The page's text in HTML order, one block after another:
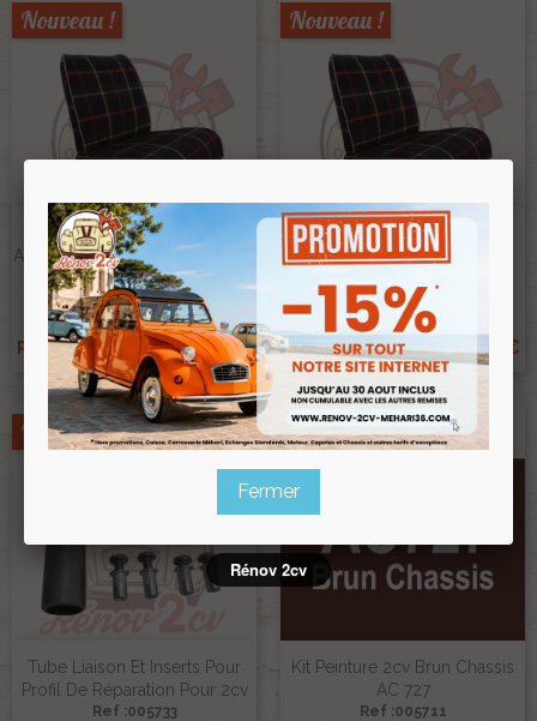
Jeu Garnitures Banquettes
Avant Et Arrière Tissus Écossais
Bayadère
Ref :005646
Prix public :198,00 €
Prix club Renov 2cv:184,14 €
Nouveau !
Jeu Garnitures Sièges Et
Banquette Tissus Ecossais
Ref :005645
Prix public :198,00 €
Prix clubRenov 2cv:184,14 €
Nouveau !
Tube Liaison Et Inserts Pour
Profil De Réparation Pour 2cv
Ref :005733
Nouveau !
Kit Peinture 2cv Brun Chassis
AC 727
Ref :005711
Nouveau !
Fermer
Rénov 2cv